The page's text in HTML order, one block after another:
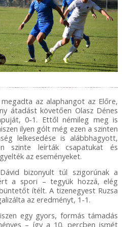
az alaphangot az Előre,
átadást követően Olasz Dénes
0-1. Ettől némileg meg is
ilyen gólt még ezen a szinten
lelkesedése is alábbhagyott,
szinte leírták csapatukat és
az eseményeket.
bizonyult túl szigorúnak a
a spori – tegyük hozzá, elég
ítélt. A tizenegyest Ruzsa
az eredményt, 1-1.
egy gyors, formás támadás
– így a 10. percben ismét